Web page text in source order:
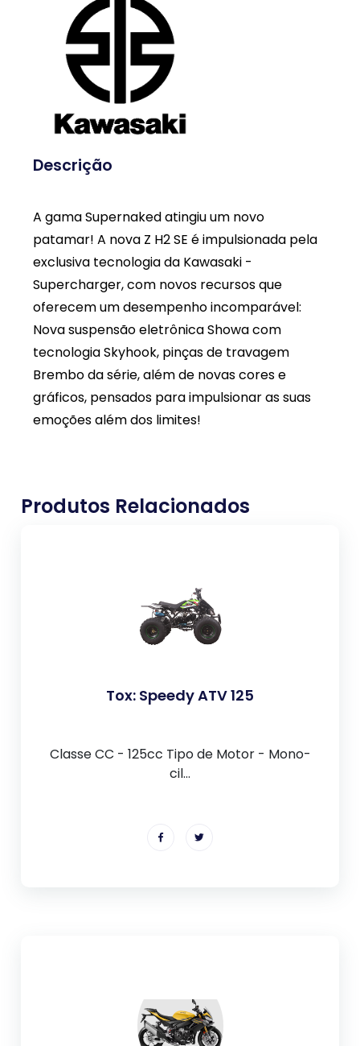
Descrição
A gama Supernaked atingiu um novo
patamar! A nova Z H2 SE é impulsionada pela
exclusiva tecnologia da Kawasaki -
Supercharger, com novos recursos que
oferecem um desempenho incomparável:
Nova suspensão eletrônica Showa com
tecnologia Skyhook, pinças de travagem
Brembo da série, além de novas cores e
gráficos, pensados para impulsionar as suas
emoções além dos limites!
Produtos Relacionados
Tox: Speedy ATV 125
Classe CC - 125cc Tipo de Motor - Mono-
cil...